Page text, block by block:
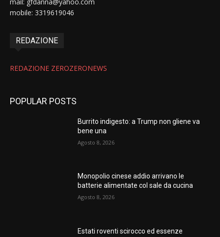
mobile: 3319619046
REDAZIONE
REDAZIONE ZEROZERONEWS
POPULAR POSTS
Burrito indigesto: a Trump non gliene va
bene una
Agosto 8, 2026
Monopolio cinese addio arrivano le
batterie alimentate col sale da cucina
Agosto 8, 2026
Estati roventi scirocco ed essenze